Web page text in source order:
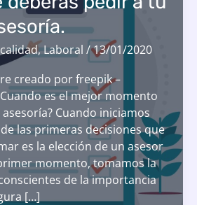
,Laboral /13/01/2020
creado por freepik –
es el mejor momento
Cuando iniciamos
las primeras decisiones que
es la elección de un asesor
momento, tomamos la
de la importancia
[…]